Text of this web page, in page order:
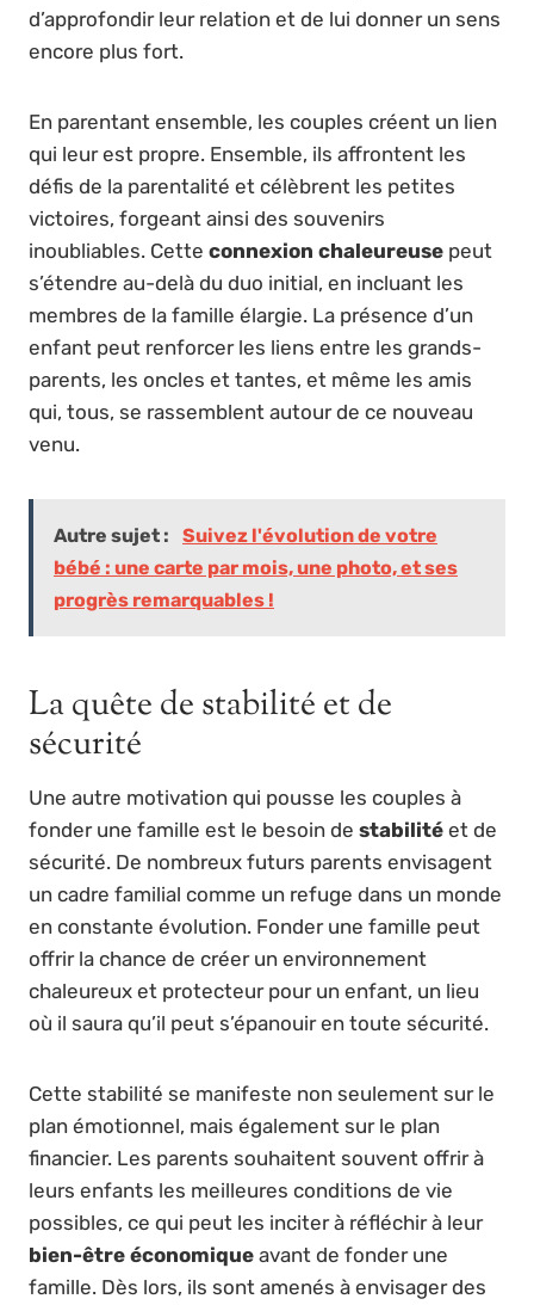
d’approfondir leur relation et de lui donner un sens
encore plus fort.
En parentant ensemble, les couples créent un lien
qui leur est propre. Ensemble, ils affrontent les
défis de la parentalité et célèbrent les petites
victoires, forgeant ainsi des souvenirs
inoubliables. Cette connexion chaleureuse peut
s’étendre au-delà du duo initial, en incluant les
membres de la famille élargie. La présence d’un
enfant peut renforcer les liens entre les grands-
parents, les oncles et tantes, et même les amis
qui, tous, se rassemblent autour de ce nouveau
venu.
Autre sujet :
Suivez l'évolution de votre
bébé : une carte par mois, une photo, et ses
progrès remarquables !
La quête de stabilité et de
sécurité
Une autre motivation qui pousse les couples à
fonder une famille est le besoin de stabilité et de
sécurité. De nombreux futurs parents envisagent
un cadre familial comme un refuge dans un monde
en constante évolution. Fonder une famille peut
offrir la chance de créer un environnement
chaleureux et protecteur pour un enfant, un lieu
où il saura qu’il peut s’épanouir en toute sécurité.
Cette stabilité se manifeste non seulement sur le
plan émotionnel, mais également sur le plan
financier. Les parents souhaitent souvent offrir à
leurs enfants les meilleures conditions de vie
possibles, ce qui peut les inciter à réfléchir à leur
bien-être économique avant de fonder une
famille. Dès lors, ils sont amenés à envisager des